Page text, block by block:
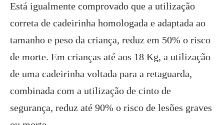
Está igualmente comprovado que a utilização
correta de cadeirinha homologada e adaptada ao
tamanho e peso da criança, reduz em 50% o risco
de morte. Em crianças até aos 18 Kg, a utilização
de uma cadeirinha voltada para a retaguarda,
combinada com a utilização de cinto de
segurança, reduz até 90% o risco de lesões graves